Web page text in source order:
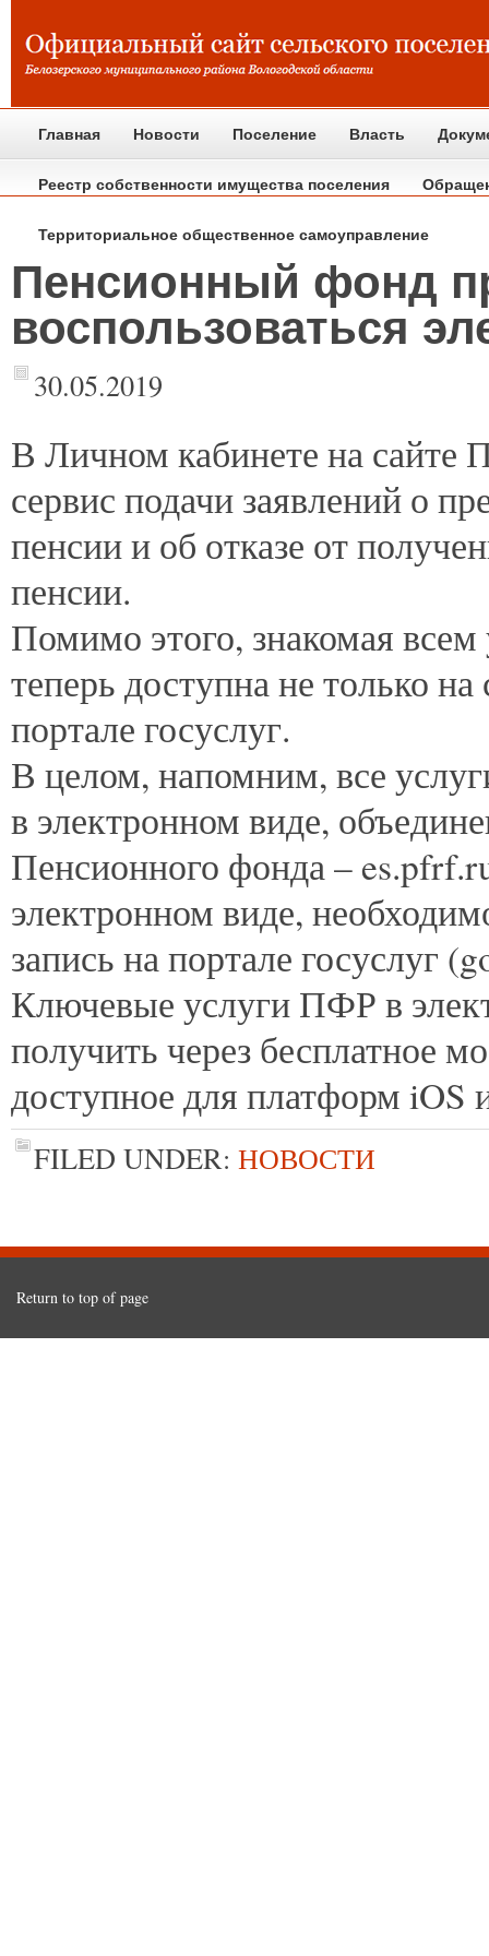
Главная Новости Поселение Власть
Реестр собственности имущества поселения
Территориальное общественное самоуправление
Пенсионный фонд
воспользоваться
30.05.2019
В Личном кабинете на сайте
сервис подачи заявлений о
пенсии и об отказе от
пенсии.
Помимо этого, знакомая
теперь доступна не только
портале госуслуг.
В целом, напомним, все
в электронном виде,
Пенсионного фонда –
электронном виде,
запись на портале госуслуг
Ключевые услуги ПФР в
получить через бесплатное
доступное для платформ iOS
FILED UNDER: НОВОСТИ
Return to top of page